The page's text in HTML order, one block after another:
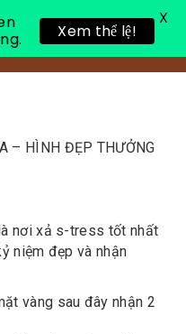
Toggle
– HÌNH ĐẸP THƯỞNG
nơi xả s-tress tốt nhất
niệm đẹp và nhận
vàng sau đây nhận 2
Xem thể lệ!
X